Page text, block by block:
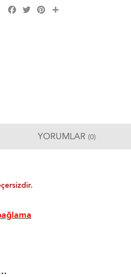
FacebookTwitterPinterest
YORUMLAR (0)